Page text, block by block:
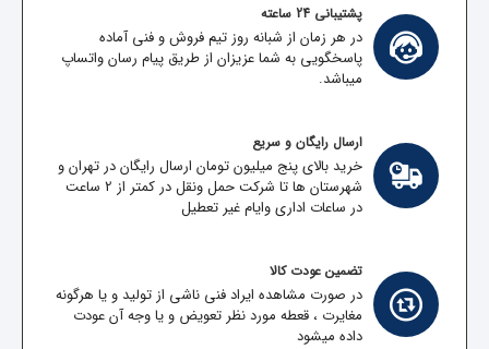
پشتیبانی 24 ساعته
در هر زمان از شبانه روز تیم فروش و فنی آماده
پاسخگویی به شما عزیزان از طریق پیام رسان واتساپ
میباشد.
ارسال رایگان و سریع
خرید بالای پنج میلیون تومان ارسال رایگان در تهران و
شهرستان ها تا شرکت حمل ونقل در کمتر از 2 ساعت
در ساعات اداری وایام غیر تعطیل
تضمین عودت کالا
در صورت مشاهده ایراد فنی ناشی از تولید و یا هرگونه
مغایرت ، قعطه مورد نظر تعویض و یا وجه آن عودت
داده میشود